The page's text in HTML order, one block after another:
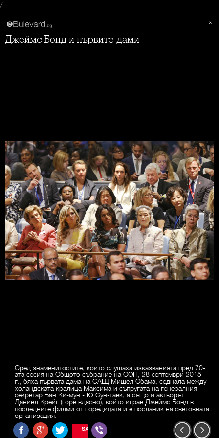
/
Джеймс Бонд и първите дами
Сред знаменитостите, които слушаха изказванията пред 70-
ата сесия на Общото събрание на ООН, 28 септември 2015
г., бяха първата дама на САЩ Мишел Обама, седнала между
холандската кралица Максима и съпругата на генералния
секретар Бан Ки-мун - Ю Сун-таек, а също и актьорът
Даниел Крейг (горе вдясно), който играе Джеймс Бонд в
последните филми от поредицата и е посланик на световната
организация.
SAVE